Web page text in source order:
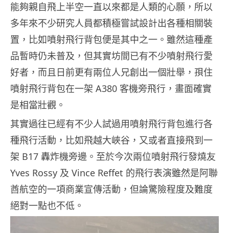
能夠親自飛上半空一直以來都是人類的心願，所以
多年來不少研究人員都積極嘗試設計出各種相關裝
置，比如噴射飛行背包便是其中之一。雖然這種產
品暫時仍未普及，但其實坊間已有不少噴射飛行愛
好者，而且日前更有兩位人兄創出一個壯舉，孭住
噴射飛行背包在一架 A380 客機旁飛行，畫面確實
是相當壯觀。
其實過往已經有不少人試過用噴射飛行背包進行各
種飛行活動，比如飛越大峽谷，又或者直接飛到一
架 B17 轟炸機旁邊。至於今次兩位噴射飛行發燒友
Yves Rossy 及 Vince Reffet 的飛行表演雖然是阿聯
酋航空的一項商業宣傳活動，但論驚險程度及難度
絕對一點也不低。